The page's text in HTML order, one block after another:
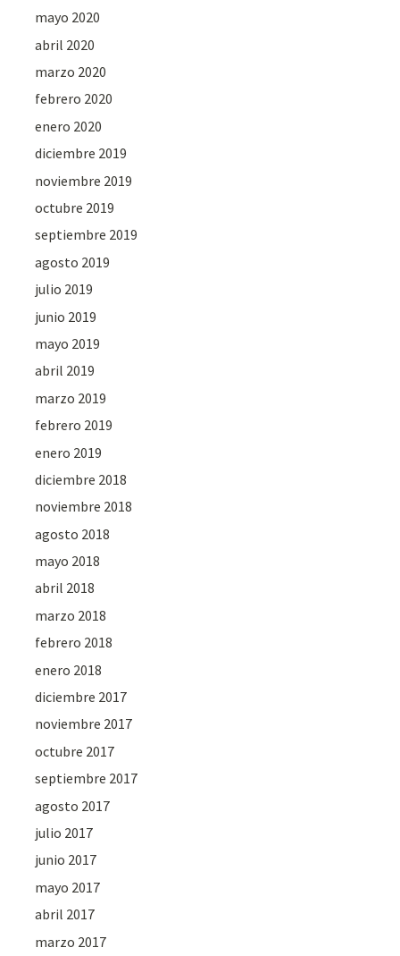
mayo 2020
abril 2020
marzo 2020
febrero 2020
enero 2020
diciembre 2019
noviembre 2019
octubre 2019
septiembre 2019
agosto 2019
julio 2019
junio 2019
mayo 2019
abril 2019
marzo 2019
febrero 2019
enero 2019
diciembre 2018
noviembre 2018
agosto 2018
mayo 2018
abril 2018
marzo 2018
febrero 2018
enero 2018
diciembre 2017
noviembre 2017
octubre 2017
septiembre 2017
agosto 2017
julio 2017
junio 2017
mayo 2017
abril 2017
marzo 2017